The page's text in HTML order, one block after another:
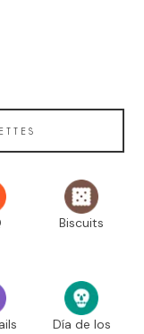
Biscuits
Día de los